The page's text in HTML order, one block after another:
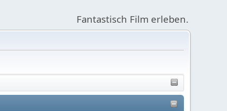
Fantastisch Film erleben.